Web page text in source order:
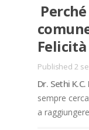
Published 2
Dr. Se­thi
sem­pre
a